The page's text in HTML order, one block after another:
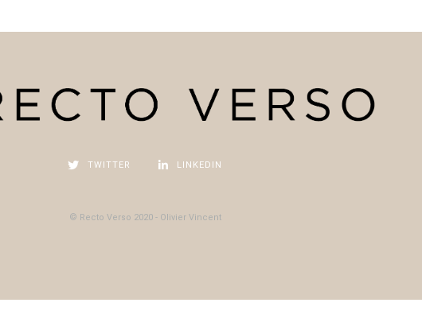
TWITTER LINKEDIN
© Recto Verso 2020 - Olivier Vincent